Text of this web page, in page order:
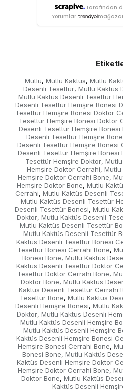
tarafından
Yorumlar
Mutlu, Mutlu Kaktüs, Mutlu
Desenli Tesettür, Mutlu Kaktüs
Mutlu Kaktüs Desenli Tesettür
Desenli Tesettür Hemşire Bonesi
Tesettür Hemşire Bonesi Doktor
Tesettür Hemşire Bonesi Doktor
Desenli Tesettür Hemşire Bonesi
Desenli Tesettür Hemşire
Desenli Tesettür Hemşire Bonesi
Desenli Tesettür Hemşire Bonesi
Tesettür Hemşire Doktor,
Hemşire Doktor Cerrahi,
Hemşire Doktor Cerrahi Bone,
Hemşire Doktor Bone, Mutlu
Cerrahi, Mutlu Kaktüs Desenli
Mutlu Kaktüs Desenli Tesettür
Desenli Tesettür Bonesi, Mutlu
Doktor, Mutlu Kaktüs Desenli
Mutlu Kaktüs Desenli Tesettür
Mutlu Kaktüs Desenli Tesettür
Kaktüs Desenli Tesettür Bonesi
Tesettür Bonesi Cerrahi Bone,
Bonesi Bone, Mutlu Kaktüs
Kaktüs Desenli Tesettür Doktor
Tesettür Doktor Cerrahi Bone,
Doktor Bone, Mutlu Kaktüs
Kaktüs Desenli Tesettür Cerrahi
Tesettür Bone, Mutlu Kaktüs
Desenli Hemşire Bonesi, Mutlu
Doktor, Mutlu Kaktüs Desenli
Mutlu Kaktüs Desenli Hemşire
Mutlu Kaktüs Desenli Hemşire
Kaktüs Desenli Hemşire Bonesi
Hemşire Bonesi Cerrahi Bone,
Bonesi Bone, Mutlu Kaktüs
Kaktüs Desenli Hemşire Doktor
Hemşire Doktor Cerrahi Bone,
Doktor Bone, Mutlu Kaktüs
Kaktüs Desenli